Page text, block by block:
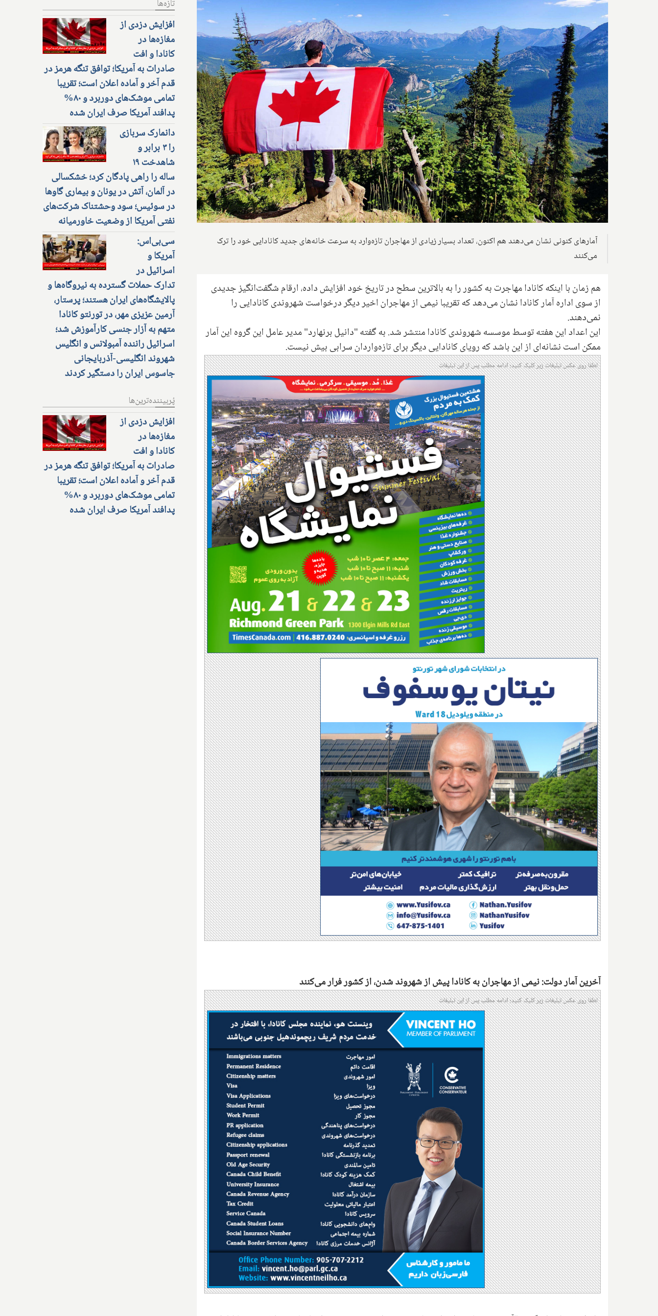
آمارهای کنونی نشان می‌دهند هم اکنون، تعداد بسیار زیادی از مهاجران تازه‌وارد به سرعت خانه‌های جدید کانادایی خود را ترک
می‌کنند
هم زمان با اینکه کانادا مهاجرت به کشور را به بالاترین سطح در تاریخ خود افزایش داده، ارقام شگفت‌انگیز جدیدی
از سوی اداره آمار کانادا نشان می‌دهد که تقریبا نیمی از مهاجران اخیر دیگر درخواست شهروندی کانادایی را
نمی‌دهند.
این اعداد این هفته توسط موسسه شهروندی کانادا منتشر شد. به گفته "دانیل برنهارد" مدیر عامل این گروه این آمار
ممکن است نشانه‌ای از این باشد که رویای کانادایی دیگر برای تازه‌واردان سرابی بیش نیست.
لطفا روی عکس تبلیغات زیر کلیک کنید؛ ادامه مطلب پس از این تبلیغات
آخرین آمار دولت: نیمی از مهاجران به کانادا پیش از شهروند شدن، از کشور فرار می‌کنند
لطفا روی عکس تبلیغات زیر کلیک کنید؛ ادامه مطلب پس از این تبلیغات
تازه‌ها
افزایش دزدی از
مغازه‌ها در
کانادا و افت
صادرات به آمریکا؛ توافق تنگه هرمز در
قدم آخر و آماده اعلان است؛ تقریبا
تمامی موشک‌های دوربرد و ۸۰%
پدافند آمریکا صرف ایران شده
دانمارک سربازی
را ۳ برابر و
شاهدخت ۱۹
ساله را راهی پادگان کرد؛ خشکسالی
در آلمان، آتش در یونان و بیماری گاوها
در سوئیس؛ سود وحشتناک شرکت‌های
نفتی آمریکا از وضعیت خاورمیانه
سی‌بی‌اس:
آمریکا و
اسرائیل در
تدارک حملات گسترده به نیروگاه‌ها و
پالایشگاه‌های ایران هستند؛ پرستار،
آرمین عزیزی مهر، در تورنتو کانادا
متهم به آزار جنسی کارآموزش شد؛
اسرائیل راننده آمبولانس و انگلیس
شهروند انگلیسی-آذربایجانی
جاسوس ایران را دستگیر کردند
پُربیننده‌ترین‌ها
افزایش دزدی از
مغازه‌ها در
کانادا و افت
صادرات به آمریکا؛ توافق تنگه هرمز در
قدم آخر و آماده اعلان است؛ تقریبا
تمامی موشک‌های دوربرد و ۸۰%
پدافند آمریکا صرف ایران شده